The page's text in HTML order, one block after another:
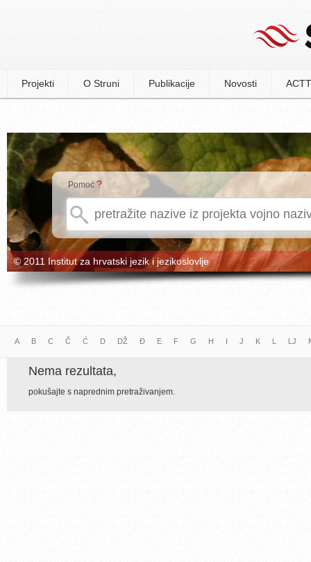
Projekti O Struni Publikacije Novosti
Pomoć ?
© 2011 Institut za hrvatski jezik i jezikoslovlje
A B C Č Ć D DŽ Đ E F G H I J K L LJ
Nema rezultata,
pokušajte s naprednim pretraživanjem.